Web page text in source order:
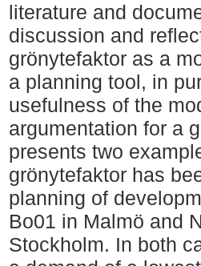
literature and
discussion and
grönytefaktor as a
a planning tool, in
usefulness of the
argumentation for a
presents two
grönytefaktor has
planning of
Bo01 in Malmö and
Stockholm. In both